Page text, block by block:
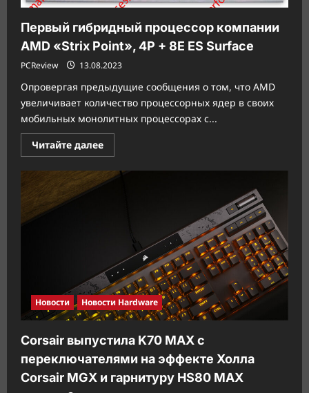
Первый гибридный процессор компании
AMD «Strix Point», 4P + 8E ES Surface
PCReview 13.08.2023
Опровергая предыдущие сообщения о том, что AMD
увеличивает количество процессорных ядер в своих
мобильных монолитных процессорах с...
Читайте далееПрочитать
больше
Первый
гибридный
ES
Surface
Новости Новости Hardware
Corsair выпустила K70 MAX с
переключателями на эффекте Холла
Corsair MGX и гарнитуру HS80 MAX